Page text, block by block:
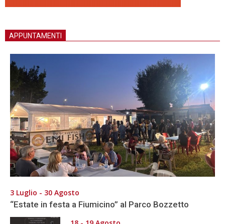
APPUNTAMENTI
3 Luglio - 30 Agosto
“Estate in festa a Fiumicino” al Parco Bozzetto